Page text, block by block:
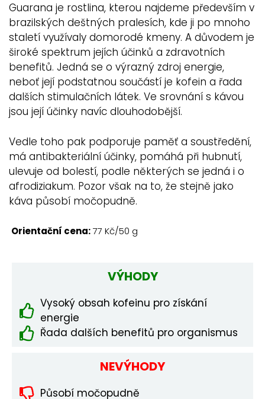
Guarana je rostlina, kterou najdeme především v
brazilských deštných pralesích, kde ji po mnoho
staletí využívaly domorodé kmeny. A důvodem je
široké spektrum jejích účinků a zdravotních
benefitů. Jedná se o výrazný zdroj energie,
neboť její podstatnou součástí je kofein a řada
dalších stimulačních látek. Ve srovnání s kávou
jsou její účinky navíc dlouhodobější.
Vedle toho pak podporuje paměť a soustředění,
má antibakteriální účinky, pomáhá při hubnutí,
ulevuje od bolestí, podle některých se jedná i o
afrodiziakum. Pozor však na to, že stejně jako
káva působí močopudně.
Orientační cena:77 Kč/50 g
VÝHODY
Vysoký obsah kofeinu pro získání
energie
Řada dalších benefitů pro organismus
NEVÝHODY
Působí močopudně